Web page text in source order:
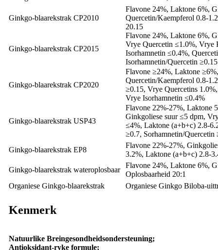
Ginkgo-blaarekstrak CP2010
Flavone 24%, Laktone 6%,
Quercetin/Kaempferol 0.8-
20.15
Ginkgo-blaarekstrak CP2015
Flavone 24%, Laktone 6%,
Vrye Quercetin ≤1.0%, Vrye
Isorhamnetin ≤0.4%,
Isorhamnetin/Quercetin ≥0.15
Ginkgo-blaarekstrak CP2020
Flavone ≥24%, Laktone
Quercetin/Kaempferol 0.8-
≥0.15, Vrye Quercetins
Vrye Isorhamnetin ≤0.4%
Ginkgo-blaarekstrak USP43
Flavone 22%-27%, Laktone
Ginkgoliese suur ≤5 dpm,
≤4%, Laktone (a+b+c) 2.8-
≥0.7, Sorhamnetin/Quercetin
Ginkgo-blaarekstrak EP8
Flavone 22%-27%,
3.2%, Laktone (a+b+c) 2.8-
Ginkgo-blaarekstrak wateroplosbaar
Flavone 24%, Laktone 6%,
Oplosbaarheid 20:1
Organiese Ginkgo-blaarekstrak
Organiese Ginkgo Biloba-
Kenmerk
Natuurlike Breingesondheidsondersteuning;
Antioksidant-ryke formule;